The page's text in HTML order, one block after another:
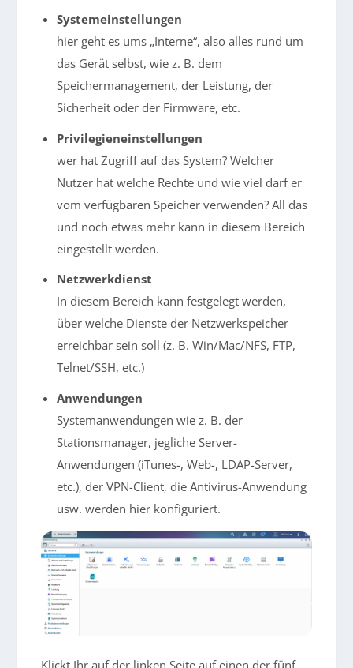
Systemeinstellungen
hier geht es ums „Interne“, also alles rund um
das Gerät selbst, wie z. B. dem
Speichermanagement, der Leistung, der
Sicherheit oder der Firmware, etc.
Privilegieneinstellungen
wer hat Zugriff auf das System? Welcher
Nutzer hat welche Rechte und wie viel darf er
vom verfügbaren Speicher verwenden? All das
und noch etwas mehr kann in diesem Bereich
eingestellt werden.
Netzwerkdienst
In diesem Bereich kann festgelegt werden,
über welche Dienste der Netzwerkspeicher
erreichbar sein soll (z. B. Win/Mac/NFS, FTP,
Telnet/SSH, etc.)
Anwendungen
Systemanwendungen wie z. B. der
Stationsmanager, jegliche Server-
Anwendungen (iTunes-, Web-, LDAP-Server,
etc.), der VPN-Client, die Antivirus-Anwendung
usw. werden hier konfiguriert.